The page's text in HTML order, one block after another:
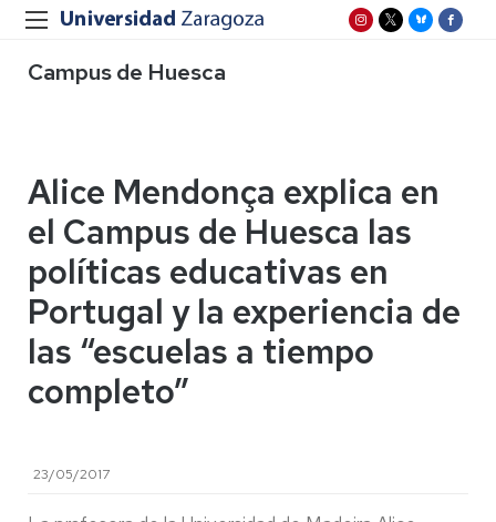
Campus de Huesca
Alice Mendonça explica en
el Campus de Huesca las
políticas educativas en
Portugal y la experiencia de
las “escuelas a tiempo
completo”
23/05/2017